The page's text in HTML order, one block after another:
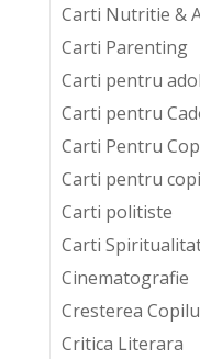
Carti Nutritie &
Carti Parenting
Carti pentru
Carti pentru
Carti Pentru
Carti pentru
Carti politiste
Carti
Cinematografie
Cresterea
Critica Literara